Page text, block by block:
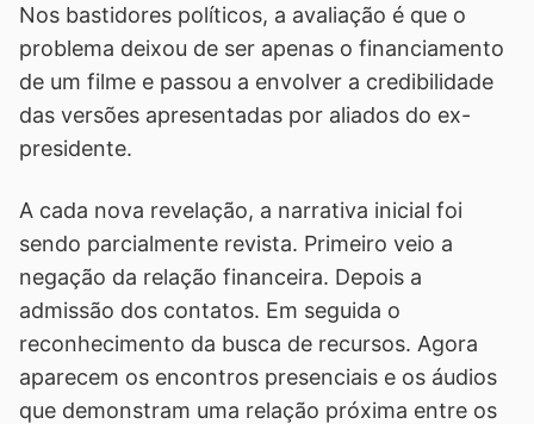
Nos bastidores políticos, a avaliação é que o
problema deixou de ser apenas o financiamento
de um filme e passou a envolver a credibilidade
das versões apresentadas por aliados do ex-
presidente.
A cada nova revelação, a narrativa inicial foi
sendo parcialmente revista. Primeiro veio a
negação da relação financeira. Depois a
admissão dos contatos. Em seguida o
reconhecimento da busca de recursos. Agora
aparecem os encontros presenciais e os áudios
que demonstram uma relação próxima entre os